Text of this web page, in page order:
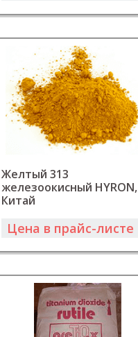
Желтый 313
железоокисный HYRON,
Китай
Цена в прайс-листе